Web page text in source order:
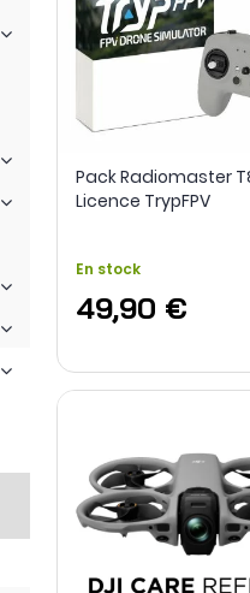
Pack Radiomaster
Licence TrypFPV
En stock
49,90 €